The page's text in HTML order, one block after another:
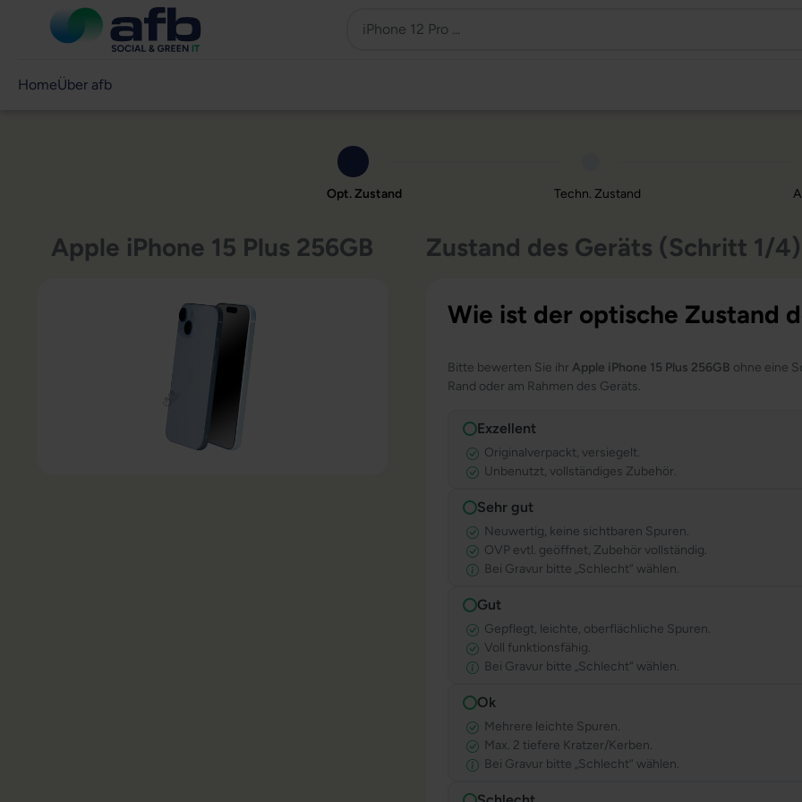
HomeÜber afb
Opt. Zustand Techn. Zustand
Apple iPhone 15 Plus 256GB Zustand des Geräts (Schritt 1/4)
Wie ist der optische Zustand
Bitte bewerten Sie ihr Apple iPhone 15 Plus 256GB ohne eine
Rand oder am Rahmen des Geräts.
Exzellent
Originalverpackt, versiegelt.
Unbenutzt, vollständiges Zubehör.
Sehr gut
Neuwertig, keine sichtbaren Spuren.
OVP evtl. geöffnet, Zubehör vollständig.
Bei Gravur bitte „Schlecht“ wählen.
Gut
Gepflegt, leichte, oberflächliche Spuren.
Voll funktionsfähig.
Bei Gravur bitte „Schlecht“ wählen.
Ok
Mehrere leichte Spuren.
Max. 2 tiefere Kratzer/Kerben.
Bei Gravur bitte „Schlecht“ wählen.